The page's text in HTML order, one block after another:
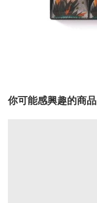
你可能感興趣的商品